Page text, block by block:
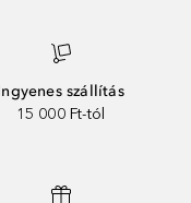
szállítás
15 000 Ft-tól